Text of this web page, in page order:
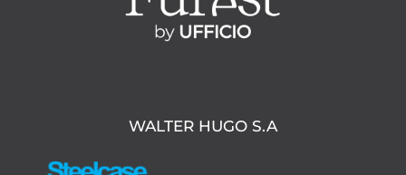
WALTER HUGO S.A